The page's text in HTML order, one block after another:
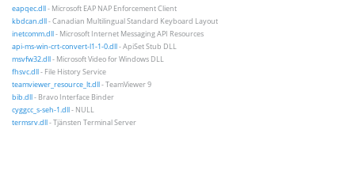
eapqec.dll- Microsoft EAP NAP Enforcement Client
kbdcan.dll- Canadian Multilingual Standard Keyboard Layout
inetcomm.dll- Microsoft Internet Messaging API Resources
api-ms-win-crt-convert-l1-1-0.dll- ApiSet Stub DLL
msvfw32.dll- Microsoft Video for Windows DLL
fhsvc.dll- File History Service
teamviewer_resource_lt.dll- TeamViewer 9
bib.dll- Bravo Interface Binder
cyggcc_s-seh-1.dll- NULL
termsrv.dll- Tjänsten Terminal Server